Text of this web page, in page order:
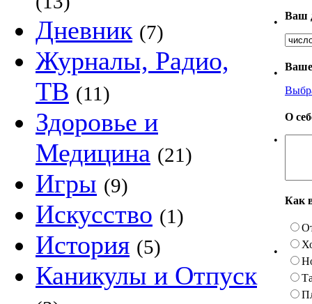
Дневник (7)
Журналы, Радио,
ТВ (11)
Здоровье и
Медицина (21)
Игры (9)
Искусство (1)
История (5)
Каникулы и Отпуск
•
Ваш
•
Ваше
•
О
•
Как